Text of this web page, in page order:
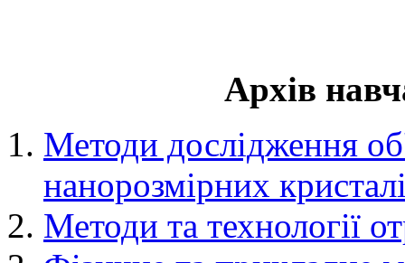
Архів
Методи дослідження
нанорозмірних
Методи та технології